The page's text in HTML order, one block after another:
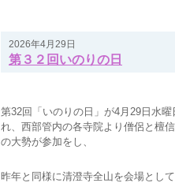
2026年4月29日
第３２回いのりの日
第32回「いのりの日」が4月29日水
れ、西部管内の各寺院より僧侶と檀
の大勢が参加をし、
昨年と同様に清澄寺全山を会場とし